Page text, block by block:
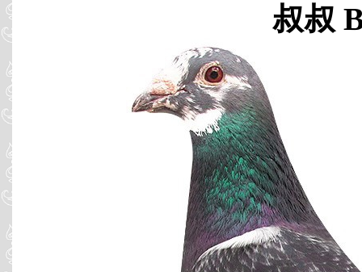
叔叔